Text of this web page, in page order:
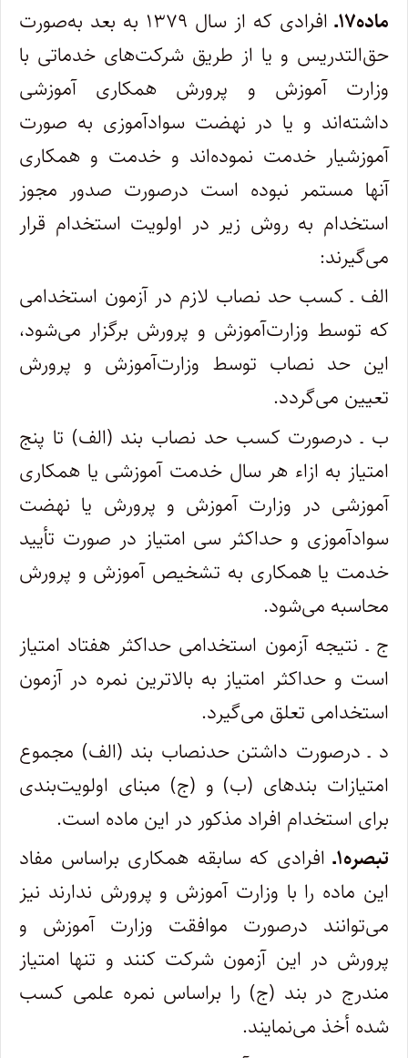
ماده۱۷ـ
افرادی که از سال ۱۳۷۹ به بعد به‌صورت
حق‌التدریس و یا از طریق شرکت‌های خدماتی با
وزارت آموزش و پرورش همکاری آموزشی
داشته‌اند و یا در نهضت سوادآموزی به صورت
آموزشیار خدمت نموده‌اند و خدمت و همکاری
آنها مستمر نبوده است درصورت صدور مجوز
استخدام به روش زیر در اولویت استخدام قرار
می‌گیرند:
الف ـ کسب حد نصاب لازم در آزمون استخدامی
که توسط وزارت‌آموزش و پرورش برگزار می‌شود،‌
این حد نصاب توسط وزارت‌آموزش و پرورش
تعیین می‌گردد.
ب ـ درصورت کسب حد نصاب بند (الف) تا پنج
‌امتیاز به ازاء هر سال خدمت آموزشی یا همکاری
آموزشی در وزارت آموزش و پرورش یا نهضت
سوادآموزی و حداکثر سی‌ امتیاز در صورت تأیید
خدمت یا همکاری به تشخیص آموزش و پرورش
محاسبه می‌شود.
ج ـ نتیجه آزمون استخدامی حداکثر هفتاد امتیاز
است و حداکثر امتیاز به بالاترین نمره در آزمون
استخدامی تعلق می‌گیرد.
د ـ درصورت داشتن حدنصاب بند (الف) مجموع
امتیازات بندهای (ب) و (ج) مبنای اولویت‌بندی
برای استخدام افراد مذکور در این ماده است.
تبصره۱ـ افرادی که سابقه همکاری براساس مفاد
این ماده را با وزارت آموزش و پرورش ندارند نیز
می‌توانند درصورت موافقت وزارت آموزش و
پرورش در این آزمون شرکت کنند و تنها امتیاز
مندرج در بند (ج) را براساس نمره علمی کسب
شده أخذ می‌نمایند.